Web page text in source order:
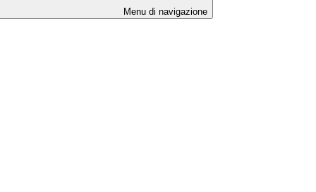
Menu di navigazione